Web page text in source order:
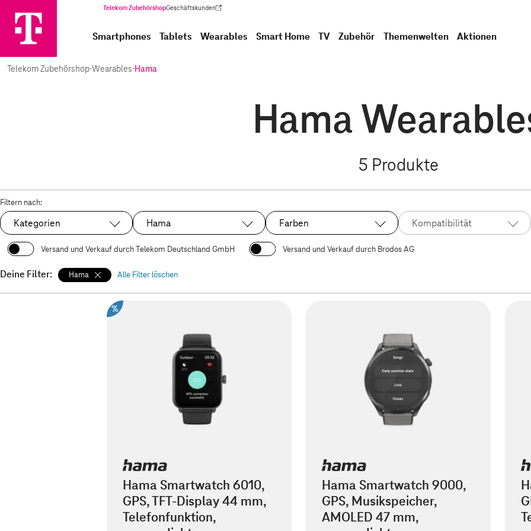
Telekom ZubehörshopGeschäftskunden
(Wird in einem neuen Tab geöffnet)
Smartphones Tablets Wearables Smart Home TV Zubehör Themenwelten Aktionen
Telekom Zubehörshop·Wearables·Hama
Hama
5 Produkte
Filtern nach:
Kategorien Ausgewählt:
Hama Farben Kompatibilität
Versand und Verkauf durch Telekom Deutschland GmbH Versand und Verkauf durch Brodos AG
Deine Filter: Hama Alle Filter löschen
%
Hama Smartwatch 6010,
GPS, TFT-Display 44 mm,
Telefonfunktion,
Hama Smartwatch 9000,
GPS, Musikspeicher,
AMOLED 47 mm,